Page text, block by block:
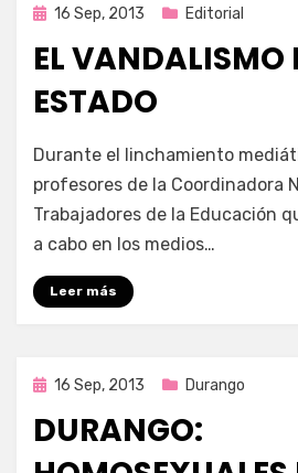
Publicada
16 Sep, 2013 Editorial
EL VANDALISMO
ESTADO
Enrique
Durante el linchamiento
profesores de la Coordinadora
Trabajadores de la Educación
a cabo en los medios…
Leer más
Publicada
16 Sep, 2013 Durango
DURANGO: